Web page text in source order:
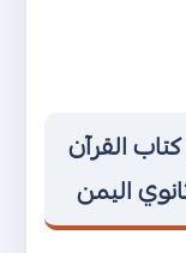
القرآن
اليمن